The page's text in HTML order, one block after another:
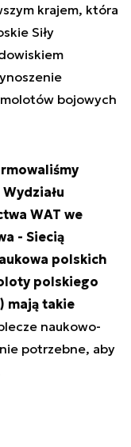
krajem, która
Siły
bojowych
WAT we
- Siecią
polskich
polskiego
mają takie
naukowo-
potrzebne, aby